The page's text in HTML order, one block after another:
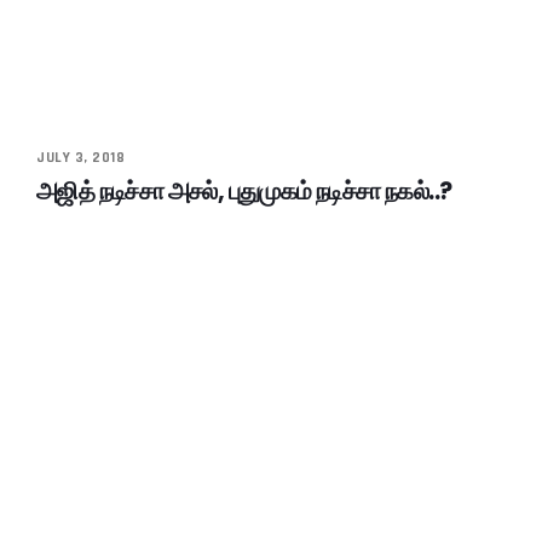
JULY 3, 2018
அஜித் நடிச்சா அசல், புதுமுகம் நடிச்சா நகல்..?